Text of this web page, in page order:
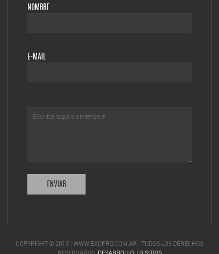
NOMBRE
E-MAIL
COPYRIGHT © 2015 | WWW.EXOPRO.COM.AR | TODOS LOS DERECHOS